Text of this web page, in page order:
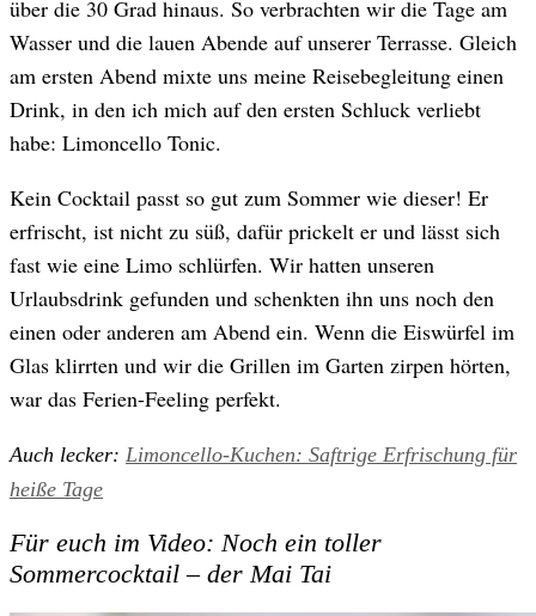
über die 30 Grad hinaus. So verbrachten wir die Tage am
Wasser und die lauen Abende auf unserer Terrasse. Gleich
am ersten Abend mixte uns meine Reisebegleitung einen
Drink, in den ich mich auf den ersten Schluck verliebt
habe: Limoncello Tonic.
Kein Cocktail passt so gut zum Sommer wie dieser! Er
erfrischt, ist nicht zu süß, dafür prickelt er und lässt sich
fast wie eine Limo schlürfen. Wir hatten unseren
Urlaubsdrink gefunden und schenkten ihn uns noch den
einen oder anderen am Abend ein. Wenn die Eiswürfel im
Glas klirrten und wir die Grillen im Garten zirpen hörten,
war das Ferien-Feeling perfekt.
Auch lecker: Limoncello-Kuchen: Saftrige Erfrischung für
heiße Tage
Für euch im Video: Noch ein toller
Sommercocktail – der Mai Tai